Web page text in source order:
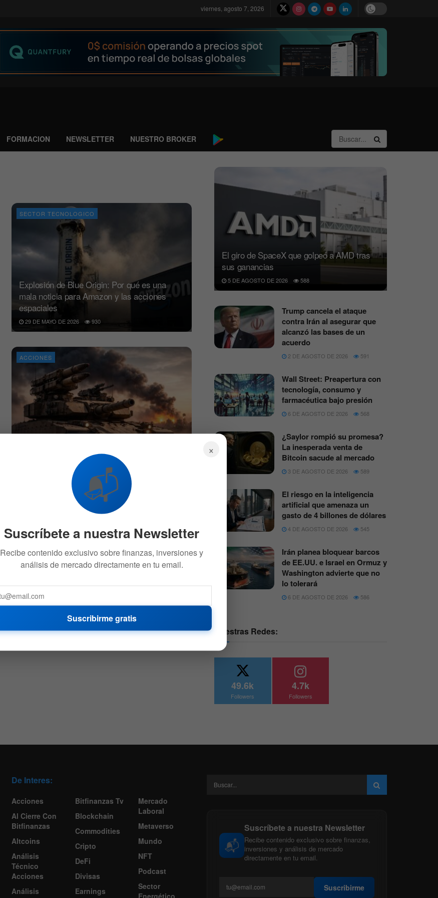
viernes, agosto 7, 2026
FORMACION NEWSLETTER NUESTRO BROKER
SECTOR TECNOLOGICO
Explosión de Blue Origin: Por qué es una
mala noticia para Amazon y las acciones
espaciales
29 DE MAYO DE 2026 930
ACCIONES
con el ataque a Irán?
1 DE MARZO DE 2026
El giro de SpaceX que golpeó a AMD tras
sus ganancias
5 DE AGOSTO DE 2026 588
Trump cancela el ataque
contra Irán al asegurar que
alcanzó las bases de un
acuerdo
2 DE AGOSTO DE 2026 591
Wall Street: Preapertura con
tecnología, consumo y
farmacéutica bajo presión
6 DE AGOSTO DE 2026 568
¿Saylor rompió su promesa?
La inesperada venta de
Bitcoin sacude al mercado
3 DE AGOSTO DE 2026 589
El riesgo en la inteligencia
artificial que amenaza un
gasto de 4 billones de dólares
4 DE AGOSTO DE 2026 545
Irán planea bloquear barcos
de EE.UU. e Israel en Ormuz y
Washington advierte que no
lo tolerará
6 DE AGOSTO DE 2026 586
Nuestras Redes:
49.6k
Followers
4.7k
Followers
De Interes:
Acciones
Al Cierre Con
Bitfinanzas
Altcoins
Análisis
Técnico
Acciones
Análisis
Bitfinanzas Tv
Blockchain
Commodities
Cripto
DeFi
Divisas
Earnings
Mercado
Laboral
Metaverso
Mundo
NFT
Podcast
Sector
Energético
📬
Suscríbete a nuestra Newsletter
Recibe contenido exclusivo sobre finanzas,
inversiones y análisis de mercado
directamente en tu email.
Suscribirme
×
📬
Suscríbete a nuestra Newsletter
Recibe contenido exclusivo sobre finanzas, inversiones y
análisis de mercado directamente en tu email.
Suscribirme gratis